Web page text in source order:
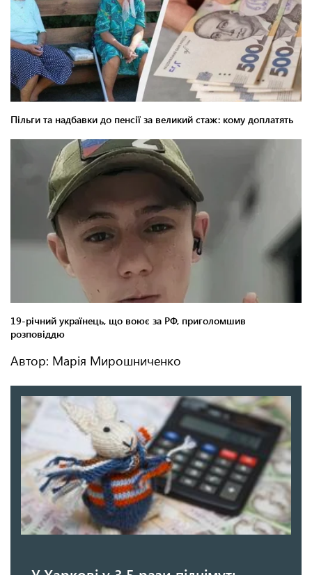
Автор: Марія Мирошниченко